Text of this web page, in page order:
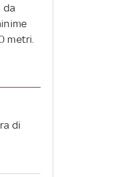
da
metri.
di